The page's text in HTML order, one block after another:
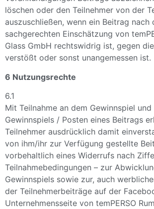
löschen oder den Teilnehmer von der
auszuschließen, wenn ein Beitrag nach
sachgerechten Einschätzung von
Glass GmbH rechtswidrig ist, gegen
verstößt oder sonst unangemessen ist.
6 Nutzungsrechte
6.1
Mit Teilnahme an dem Gewinnspiel
Gewinnspiels / Posten eines Beitrags
Teilnehmer ausdrücklich damit
von ihm/ihr zur Verfügung gestellte
vorbehaltlich eines Widerrufs nach
Teilnahmebedingungen – zur
Gewinnspiels sowie zur, auch
der Teilnehmerbeiträge auf der
Unternehmensseite von temPERSO